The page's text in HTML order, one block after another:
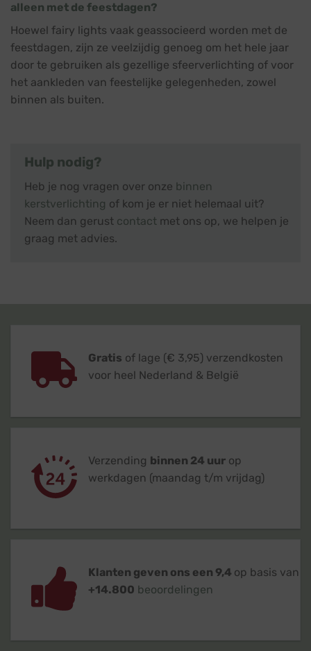
alleen met de feestdagen?
Hoewel fairy lights vaak geassocieerd worden met de
feestdagen, zijn ze veelzijdig genoeg om het hele jaar
door te gebruiken als gezellige sfeerverlichting of voor
het aankleden van feestelijke gelegenheden, zowel
binnen als buiten.
Hulp nodig?
Heb je nog vragen over onze binnen
kerstverlichting of kom je er niet helemaal uit?
Neem dan gerust contact met ons op, we helpen je
graag met advies.
Gratis of lage (€ 3,95) verzendkosten
voor heel Nederland & België
Verzending binnen 24 uur op
werkdagen (maandag t/m vrijdag)
Klanten geven ons een 9,4 op basis van
+14.800 beoordelingen